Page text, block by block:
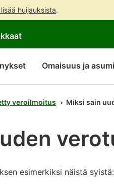
huijauksista.
Omaisuus ja
veroilmoitus Miksi sain
esimerkiksi näistä syistä: